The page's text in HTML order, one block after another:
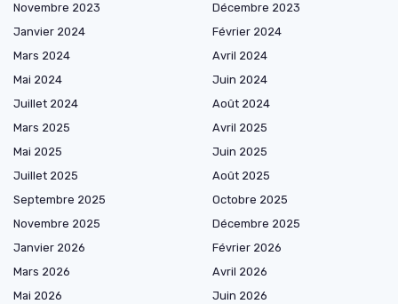
Novembre 2023
Décembre 2023
Janvier 2024
Février 2024
Mars 2024
Avril 2024
Mai 2024
Juin 2024
Juillet 2024
Août 2024
Mars 2025
Avril 2025
Mai 2025
Juin 2025
Juillet 2025
Août 2025
Septembre 2025
Octobre 2025
Novembre 2025
Décembre 2025
Janvier 2026
Février 2026
Mars 2026
Avril 2026
Mai 2026
Juin 2026